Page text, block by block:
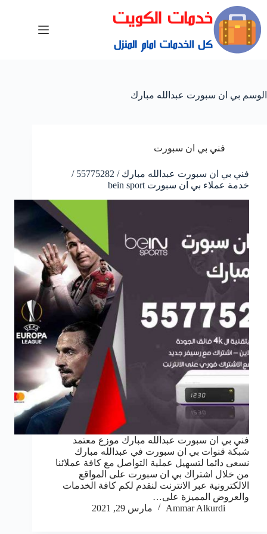
الوسم بي ان سبورت عبدالله مبارك
فني بي ان سبورت
فني بي ان سبورت عبدالله مبارك / 55775282 /
خدمة عملاء بي ان سبورت bein sport
فني بي ان سبورت عبدالله مبارك موزع معتمد
شبكة قنوات بي ان سبورت في عبدالله مبارك
نسعى دائما لتسهيل عملية التواصل مع كافة عملائنا
من خلال اشتراك بي ان سبورت على المواقع
الالكترونية عبر الانترنت لنقدم لكم كافة الخدمات
والعروض المميزة على…
Ammar Alkurdi
مارس 29, 2021